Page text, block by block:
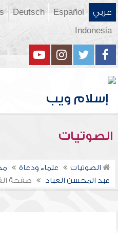
عربي Español
Deutsch
Indonesia
الصوتيات
الصوتيات علماء ودعاة
عبد المحسن العباد
صفحة